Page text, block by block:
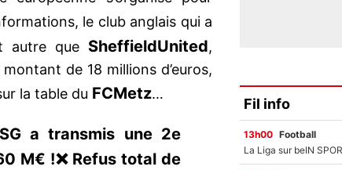
le club anglais qui a
autre que SheffieldUnited,
de 18 millions d’euros,
la table du FCMetz…
a transmis une 2e
M€ !❌ Refus total de
Fil info
13h00 Football